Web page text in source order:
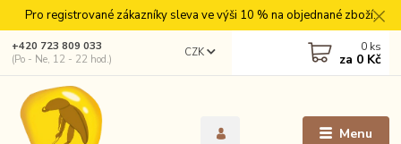
Pro registrované zákazníky sleva ve výši 10 % na objednané zboží.
Menu
CZK
+420 723 809 033
(Po - Ne, 12 - 22 hod.)
0 ks
za 0 Kč